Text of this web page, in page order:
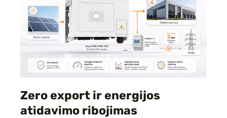
Zero export ir energijos
atidavimo ribojimas